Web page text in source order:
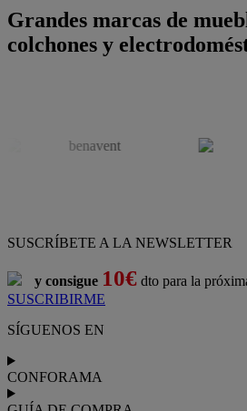
Grandes marcas de
colchones y
SUSCRÍBETE A LA NEWSLETTER
y consigue 10€ dto para la
SUSCRIBIRME
SÍGUENOS EN
CONFORAMA